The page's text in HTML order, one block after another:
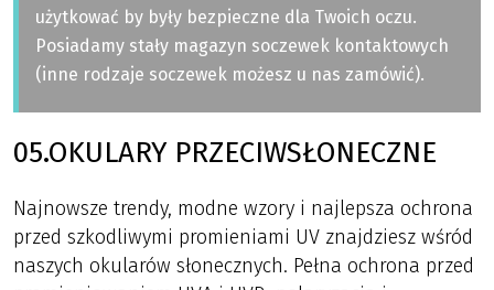
użytkować by były bezpieczne dla Twoich oczu.
Posiadamy stały magazyn soczewek kontaktowych
(inne rodzaje soczewek możesz u nas zamówić).
05.OKULARY PRZECIWSŁONECZNE
Najnowsze trendy, modne wzory i najlepsza ochrona
przed szkodliwymi promieniami UV znajdziesz wśród
naszych okularów słonecznych. Pełna ochrona przed